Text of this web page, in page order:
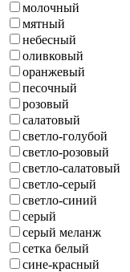
молочный
мятный
небесный
оливковый
оранжевый
песочный
розовый
салатовый
светло-голубой
светло-розовый
светло-салатовый
светло-серый
светло-синий
серый
серый меланж
сетка белый
сине-красный